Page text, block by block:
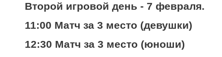
Второй игровой день - 7 февраля.
11:00 Матч за 3 место (девушки)
12:30 Матч за 3 место (юноши)